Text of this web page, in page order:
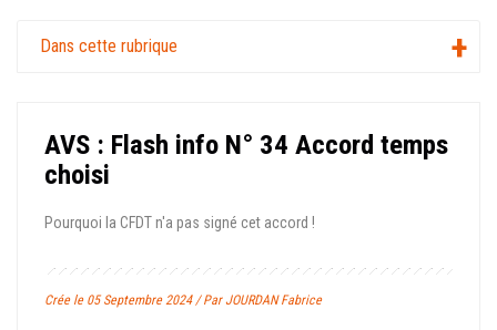
Dans cette rubrique
AVS : Flash info N° 34 Accord temps
choisi
Pourquoi la CFDT n'a pas signé cet accord !
Crée le 05 Septembre 2024 / Par JOURDAN Fabrice